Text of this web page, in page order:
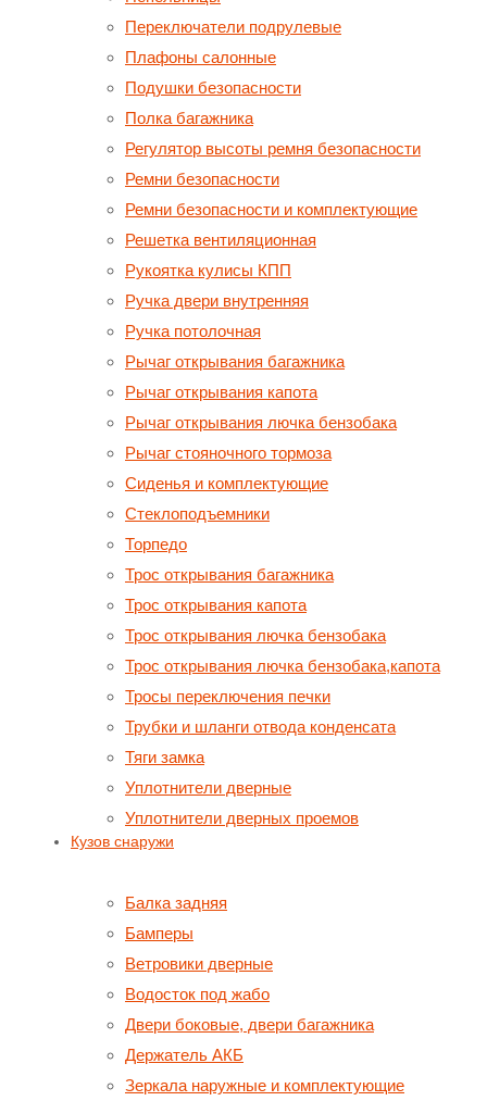
Переключатели подрулевые
Плафоны салонные
Подушки безопасности
Полка багажника
Регулятор высоты ремня безопасности
Ремни безопасности
Ремни безопасности и комплектующие
Решетка вентиляционная
Рукоятка кулисы КПП
Ручка двери внутренняя
Ручка потолочная
Рычаг открывания багажника
Рычаг открывания капота
Рычаг открывания лючка бензобака
Рычаг стояночного тормоза
Сиденья и комплектующие
Стеклоподъемники
Торпедо
Трос открывания багажника
Трос открывания капота
Трос открывания лючка бензобака
Трос открывания лючка бензобака,капота
Тросы переключения печки
Трубки и шланги отвода конденсата
Тяги замка
Уплотнители дверные
Уплотнители дверных проемов
Кузов снаружи
Балка задняя
Бамперы
Ветровики дверные
Водосток под жабо
Двери боковые, двери багажника
Держатель АКБ
Зеркала наружные и комплектующие